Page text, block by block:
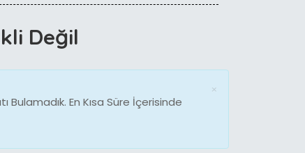
Değil
×
Bulamadık. En Kısa Süre İçerisinde